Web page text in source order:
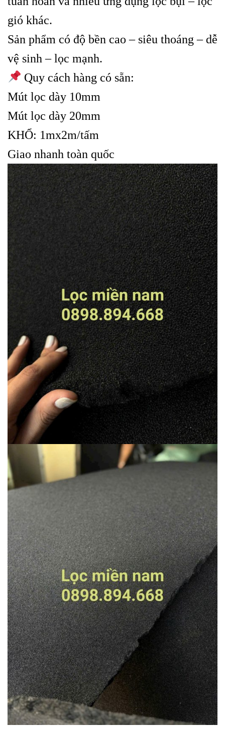
gió khác.
Sản phẩm có độ bền cao – siêu thoáng – dễ
vệ sinh – lọc mạnh.
Quy cách hàng có sẵn:
Mút lọc dày 10mm
Mút lọc dày 20mm
KHỔ: 1mx2m/tấm
Giao nhanh toàn quốc